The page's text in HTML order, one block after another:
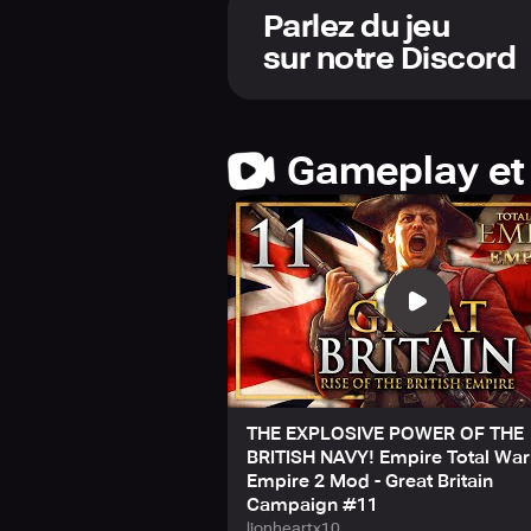
Ne soyez pas surpris, car il y
de chercher une meilleure
retourner contre vous. Planifiez à
chances de gagner. Les
Dans ce jeu, les commandes
mais vous pouvez également
au tour par tour et gagnez plus
Parlez du jeu
sur notre Discord
Gameplay
THE EXPLOSIVE POWER OF THE
BRITISH NAVY! Empire Total
Empire 2 Mod - Great Britain
Campaign #11